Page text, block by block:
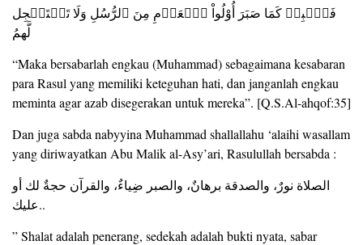
فَٱصۡبِرۡ كَمَا صَبَرَ أُوْلُواْ ٱلۡعَزۡمِ مِنَ ٱلرُّسُلِ وَلَا تَسۡتَعۡجِل
لَّهمُ
“Maka bersabarlah engkau (Muhammad) sebagaimana kesabaran
para Rasul yang memiliki keteguhan hati, dan janganlah engkau
meminta agar azab disegerakan untuk mereka”. [Q.S.Al-ahqof:35]
Dan juga sabda nabyyina Muhammad shallallahu ‘alaihi wasallam
yang diriwayatkan Abu Malik al-Asy’ari, Rasulullah bersabda :
الصلاة نورٌ، والصدقة برهانٌ، والصبر ضِياءٌ، والقرآن حجةٌ لك أو
عليك..
” Shalat adalah penerang, sedekah adalah bukti nyata, sabar